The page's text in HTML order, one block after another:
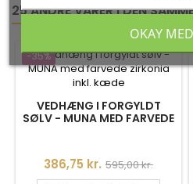
25 ANDRE VARER I DEN
-35%
VEDHÆNG I FORGYLDT
SØLV - MUNA MED FARVEDE
Pris
386,75 kr. Normalpris
595,00 kr.
OKAY